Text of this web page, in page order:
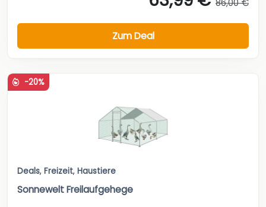
86,00 €
Zum Deal
-20%
Deals, Freizeit, Haustiere
Sonnewelt Freilaufgehege